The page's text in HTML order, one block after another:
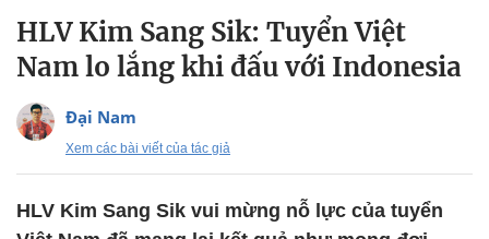
HLV Kim Sang Sik: Tuyển Việt
Nam lo lắng khi đấu với Indonesia
Đại Nam
Xem các bài viết của tác giả
HLV Kim Sang Sik vui mừng nỗ lực của tuyển